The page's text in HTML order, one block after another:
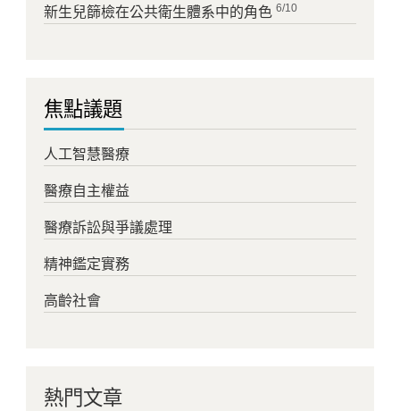
新生兒篩檢在公共衛生體系中的角色 6/10
焦點議題
人工智慧醫療
醫療自主權益
醫療訴訟與爭議處理
精神鑑定實務
高齡社會
熱門文章